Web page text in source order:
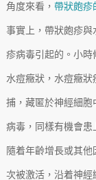
角度來看， 帶狀皰疹
事實上，帶狀皰疹與
疹病毒引起的。小
水痘癥狀，水痘癥
捕，藏匿於神經細胞
病毒，同樣有機會患
隨着年齡增長或其
次被激活，沿着神經